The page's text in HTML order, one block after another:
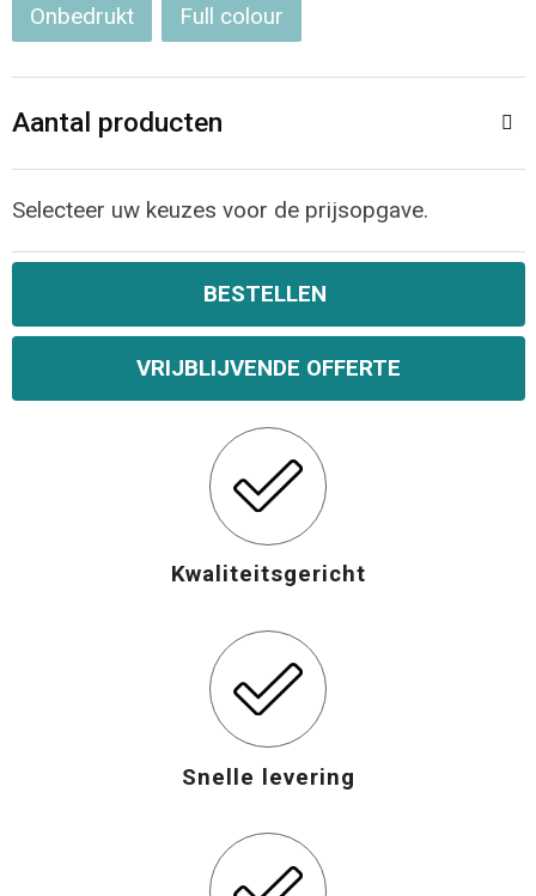
Onbedrukt Full colour
Aantal producten
Selecteer uw keuzes voor de prijsopgave.
BESTELLEN
VRIJBLIJVENDE OFFERTE
Kwaliteitsgericht
Snelle levering